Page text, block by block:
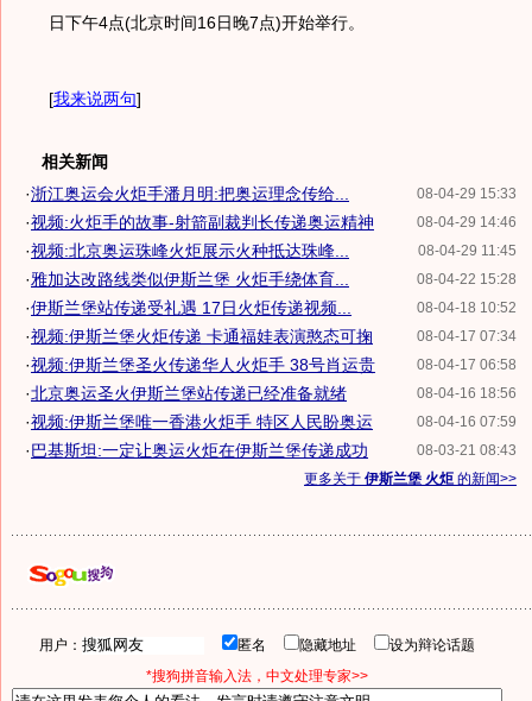
日下午4点(北京时间16日晚7点)开始举行。
[我来说两句]
相关新闻
08-04-29 15:33
·浙江奥运会火炬手潘月明:把奥运理念传给...
08-04-29 14:46
·视频:火炬手的故事-射箭副裁判长传递奥运精神
08-04-29 11:45
·视频:北京奥运珠峰火炬展示火种抵达珠峰...
08-04-22 15:28
·雅加达改路线类似伊斯兰堡 火炬手绕体育...
08-04-18 10:52
·伊斯兰堡站传递受礼遇 17日火炬传递视频...
08-04-17 07:34
·视频:伊斯兰堡火炬传递 卡通福娃表演憨态可掬
08-04-17 06:58
·视频:伊斯兰堡圣火传递华人火炬手 38号肖运贵
08-04-16 18:56
·北京奥运圣火伊斯兰堡站传递已经准备就绪
08-04-16 07:59
·视频:伊斯兰堡唯一香港火炬手 特区人民盼奥运
08-03-21 08:43
·巴基斯坦:一定让奥运火炬在伊斯兰堡传递成功
更多关于 伊斯兰堡 火炬 的新闻>>
用户： 匿名 隐藏地址
设为辩论话题
*搜狗拼音输入法，中文处理专家>>